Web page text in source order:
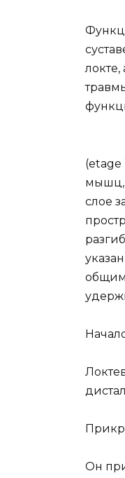
(etage
мышц,
слое
общим
Он